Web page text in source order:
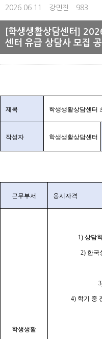
2026.06.11 강민진 983
[학생생활상담센터]
센터 유급 상담사 모집
제목 학생생활상담센터
작성자 학생생활상담센터
근무부서 응시자격
학생생활
1) 상담
2) 한국
4) 학기 중